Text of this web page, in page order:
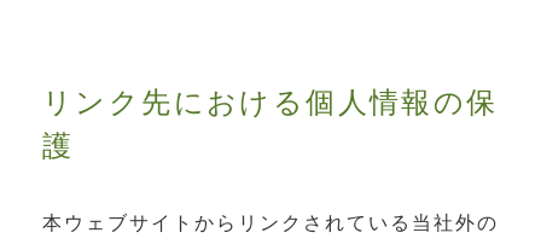
リンク先における個人情報の保
護
本ウェブサイトからリンクされている当社外の